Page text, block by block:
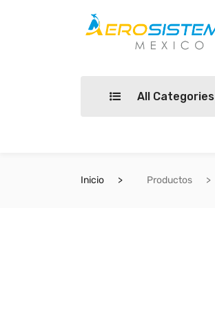
All Categories
Inicio Productos